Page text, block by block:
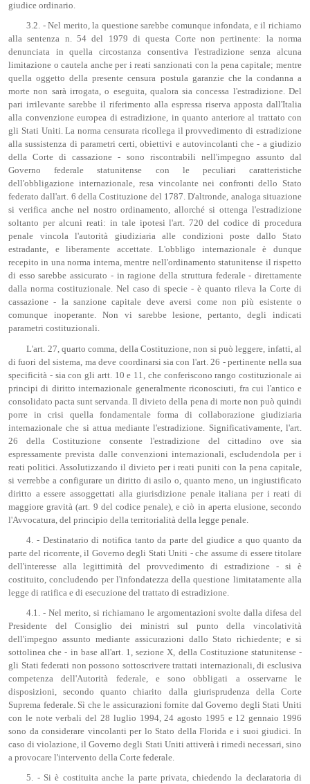
giudice ordinario.
3.2. - Nel merito, la questione sarebbe comunque infondata, e il richiamo
alla sentenza n. 54 del 1979 di questa Corte non pertinente: la norma
denunciata in quella circostanza consentiva l'estradizione senza alcuna
limitazione o cautela anche per i reati sanzionati con la pena capitale; mentre
quella oggetto della presente censura postula garanzie che la condanna a
morte non sarà irrogata, o eseguita, qualora sia concessa l'estradizione. Del
pari irrilevante sarebbe il riferimento alla espressa riserva apposta dall'Italia
alla convenzione europea di estradizione, in quanto anteriore al trattato con
gli Stati Uniti. La norma censurata ricollega il provvedimento di estradizione
alla sussistenza di parametri certi, obiettivi e autovincolanti che - a giudizio
della Corte di cassazione - sono riscontrabili nell'impegno assunto dal
Governo federale statunitense con le peculiari caratteristiche
dell'obbligazione internazionale, resa vincolante nei confronti dello Stato
federato dall'art. 6 della Costituzione del 1787. D'altronde, analoga situazione
si verifica anche nel nostro ordinamento, allorché si ottenga l'estradizione
soltanto per alcuni reati: in tale ipotesi l'art. 720 del codice di procedura
penale vincola l'autorità giudiziaria alle condizioni poste dallo Stato
estradante, e liberamente accettate. L'obbligo internazionale è dunque
recepito in una norma interna, mentre nell'ordinamento statunitense il rispetto
di esso sarebbe assicurato - in ragione della struttura federale - direttamente
dalla norma costituzionale. Nel caso di specie - è quanto rileva la Corte di
cassazione - la sanzione capitale deve aversi come non più esistente o
comunque inoperante. Non vi sarebbe lesione, pertanto, degli indicati
parametri costituzionali.
L'art. 27, quarto comma, della Costituzione, non si può leggere, infatti, al
di fuori del sistema, ma deve coordinarsi sia con l'art. 26 - pertinente nella sua
specificità - sia con gli artt. 10 e 11, che conferiscono rango costituzionale ai
principi di diritto internazionale generalmente riconosciuti, fra cui l'antico e
consolidato pacta sunt servanda. Il divieto della pena di morte non può quindi
porre in crisi quella fondamentale forma di collaborazione giudiziaria
internazionale che si attua mediante l'estradizione. Significativamente, l'art.
26 della Costituzione consente l'estradizione del cittadino ove sia
espressamente prevista dalle convenzioni internazionali, escludendola per i
reati politici. Assolutizzando il divieto per i reati puniti con la pena capitale,
si verrebbe a configurare un diritto di asilo o, quanto meno, un ingiustificato
diritto a essere assoggettati alla giurisdizione penale italiana per i reati di
maggiore gravità (art. 9 del codice penale), e ciò in aperta elusione, secondo
l'Avvocatura, del principio della territorialità della legge penale.
4. - Destinatario di notifica tanto da parte del giudice a quo quanto da
parte del ricorrente, il Governo degli Stati Uniti - che assume di essere titolare
dell'interesse alla legittimità del provvedimento di estradizione - si è
costituito, concludendo per l'infondatezza della questione limitatamente alla
legge di ratifica e di esecuzione del trattato di estradizione.
4.1. - Nel merito, si richiamano le argomentazioni svolte dalla difesa del
Presidente del Consiglio dei ministri sul punto della vincolatività
dell'impegno assunto mediante assicurazioni dallo Stato richiedente; e si
sottolinea che - in base all'art. 1, sezione X, della Costituzione statunitense -
gli Stati federati non possono sottoscrivere trattati internazionali, di esclusiva
competenza dell'Autorità federale, e sono obbligati a osservarne le
disposizioni, secondo quanto chiarito dalla giurisprudenza della Corte
Suprema federale. Sì che le assicurazioni fornite dal Governo degli Stati Uniti
con le note verbali del 28 luglio 1994, 24 agosto 1995 e 12 gennaio 1996
sono da considerare vincolanti per lo Stato della Florida e i suoi giudici. In
caso di violazione, il Governo degli Stati Uniti attiverà i rimedi necessari, sino
a provocare l'intervento della Corte federale.
5. - Si è costituita anche la parte privata, chiedendo la declaratoria di